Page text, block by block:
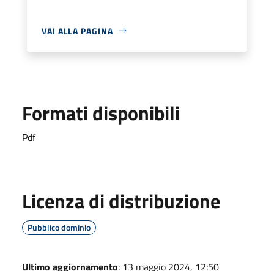
VAI ALLA PAGINA
Formati disponibili
Pdf
Licenza di distribuzione
Pubblico dominio
Ultimo aggiornamento: 13 maggio 2024, 12:50